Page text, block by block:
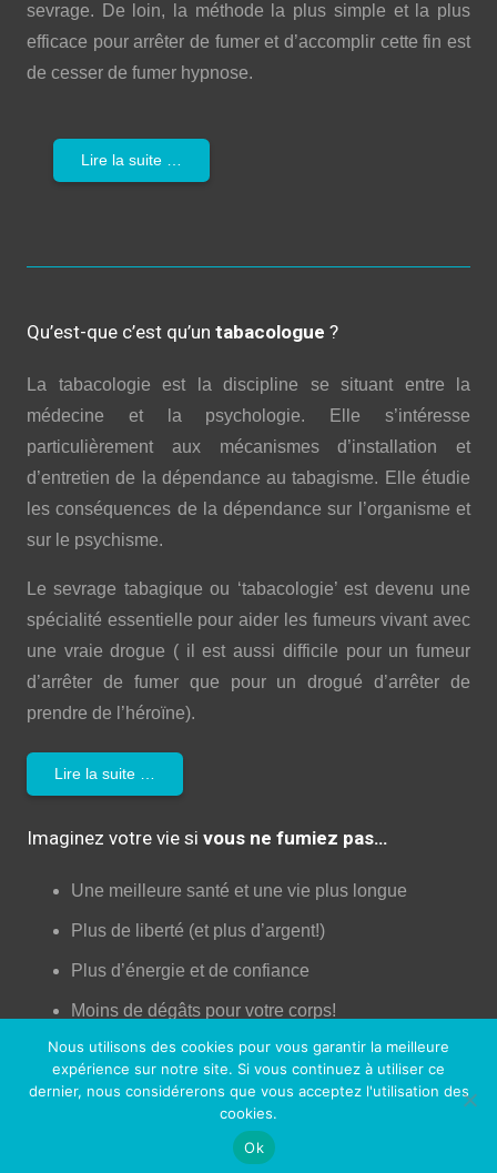
sevrage. De loin, la méthode la plus simple et la plus
efficace pour arrêter de fumer et d’accomplir cette fin est
de cesser de fumer hypnose.
Lire la suite …
Qu’est-que c’est qu’un tabacologue ?
La tabacologie est la discipline se situant entre la
médecine et la psychologie. Elle s’intéresse
particulièrement aux mécanismes d’installation et
d’entretien de la dépendance au tabagisme. Elle étudie
les conséquences de la dépendance sur l’organisme et
sur le psychisme.
Le sevrage tabagique ou ‘tabacologie’ est devenu une
spécialité essentielle pour aider les fumeurs vivant avec
une vraie drogue ( il est aussi difficile pour un fumeur
d’arrêter de fumer que pour un drogué d’arrêter de
prendre de l’héroïne).
Lire la suite …
Imaginez votre vie si vous ne fumiez pas…
Une meilleure santé et une vie plus longue
Plus de liberté (et plus d’argent!)
Plus d’énergie et de confiance
Moins de dégâts pour votre corps!
Augmentation de la libido!
Une peau plus jeune
Un meilleur contrôle de votre vie
Nous utilisons des cookies pour vous garantir la meilleure
expérience sur notre site. Si vous continuez à utiliser ce
dernier, nous considérerons que vous acceptez l'utilisation des
cookies.
Ok